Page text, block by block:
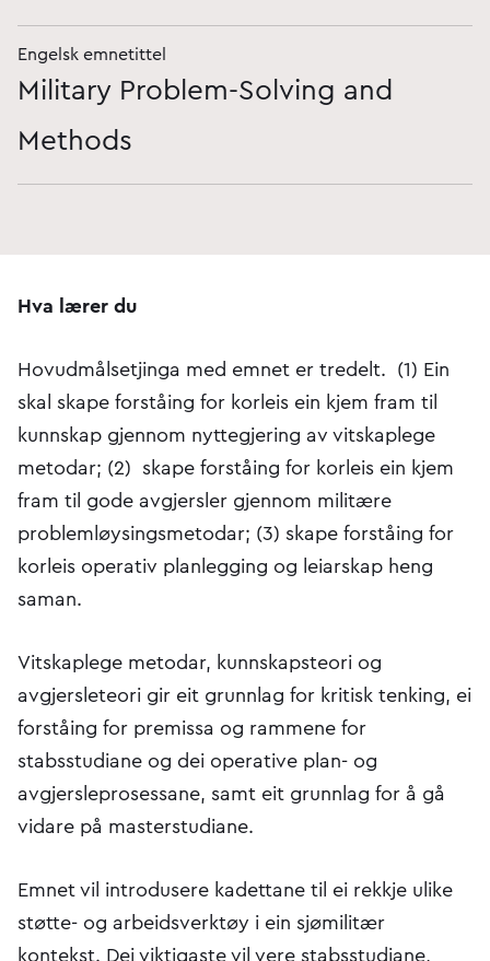
Engelsk emnetittel
Military Problem-Solving and
Methods
Hva lærer du
Hovudmålsetjinga med emnet er tredelt. (1) Ein
skal skape forståing for korleis ein kjem fram til
kunnskap gjennom nyttegjering av vitskaplege
metodar; (2) skape forståing for korleis ein kjem
fram til gode avgjersler gjennom militære
problemløysingsmetodar; (3) skape forståing for
korleis operativ planlegging og leiarskap heng
saman.
Vitskaplege metodar, kunnskapsteori og
avgjersleteori gir eit grunnlag for kritisk tenking, ei
forståing for premissa og rammene for
stabsstudiane og dei operative plan- og
avgjersleprosessane, samt eit grunnlag for å gå
vidare på masterstudiane.
Emnet vil introdusere kadettane til ei rekkje ulike
støtte- og arbeidsverktøy i ein sjømilitær
kontekst. Dei viktigaste vil vere stabsstudiane,